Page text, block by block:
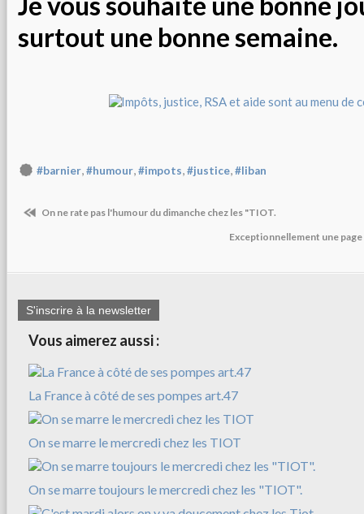
surtout une bonne semaine.
#barnier,#humour,#impots,#justice,#liban
On ne rate pas l'humour du dimanche chez les "TIOT.
Exceptionnellement une
S'inscrire à la newsletter
Vous aimerez aussi :
La France à côté de ses pompes art.47
On se marre le mercredi chez les TIOT
On se marre toujours le mercredi chez les "TIOT".